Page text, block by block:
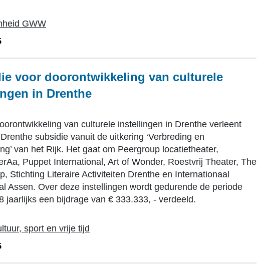
GWW
voor doorontwikkeling van culturele
in Drenthe
van culturele instellingen in Drenthe verleent
subsidie vanuit de uitkering ‘Verbreding en
van het Rijk. Het gaat om Peergroup locatietheater,
Puppet International, Art of Wonder, Roestvrij Theater, The
Stichting Literaire Activiteiten Drenthe en Internationaal
Assen. Over deze instellingen wordt gedurende de periode
jaarlijks een bijdrage van € 333.333, - verdeeld.
sport en vrije tijd